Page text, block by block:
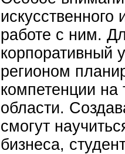
работе с ним.
корпоративный
регионом
компетенции на
области.
смогут
бизнеса,